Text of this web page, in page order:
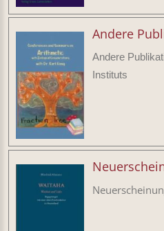
Andere
Andere
Instituts